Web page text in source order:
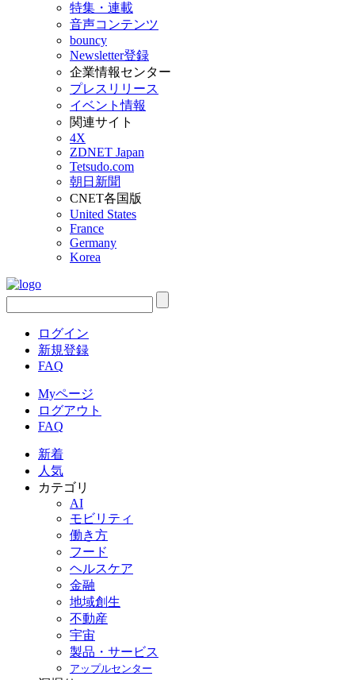
特集・連載
音声コンテンツ
bouncy
Newsletter登録
企業情報センター
プレスリリース
イベント情報
関連サイト
4X
ZDNET Japan
Tetsudo.com
朝日新聞
CNET各国版
United States
France
Germany
Korea
ログイン
新規登録
FAQ
Myページ
ログアウト
FAQ
新着
人気
カテゴリ
AI
モビリティ
働き方
フード
ヘルスケア
金融
地域創生
不動産
宇宙
製品・サービス
アップルセンター